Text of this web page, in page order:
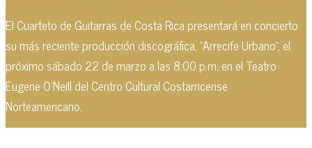
El Cuarteto de Guitarras de Costa Rica presentará en concierto
su más reciente producción discográfica, "Arrecife Urbano", el
próximo sábado 22 de marzo a las 8:00 p.m. en el Teatro
Eugene O'Neill del Centro Cultural Costarricense
Norteamericano.